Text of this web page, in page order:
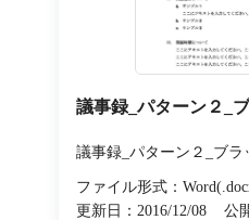
議事録_パターン２_
議事録_パターン２_ブ
ファイル形式：
更新日：2016/12/08
公